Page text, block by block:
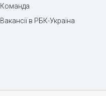
Команда
Вакансії в РБК-Україна